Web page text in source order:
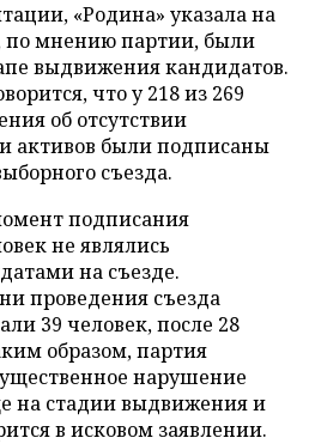
«Родина» указала на
по мнению партии, были
выдвижения кандидатов.
что у 218 из 269
об отсутствии
активов были подписаны
съезда.
подписания
не являлись
на съезде.
проведения съезда
39 человек, после 28
образом, партия
нарушение
на стадии выдвижения и
в исковом заявлении.